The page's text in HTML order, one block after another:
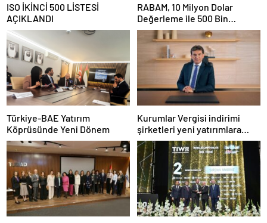
ISO İKİNCİ 500 LİSTESİ
AÇIKLANDI
RABAM, 10 Milyon Dolar
Değerleme ile 500 Bin
Dolarlık Yatırım Aldı
Türkiye-BAE Yatırım
Köprüsünde Yeni Dönem
Kurumlar Vergisi indirimi
şirketleri yeni yatırımlara
yönlendirecek